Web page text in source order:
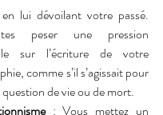
lui dévoilant votre passé.
peser une pression
sur l’écriture de votre
comme s’il s’agissait pour
question de vie ou de mort.
: Vous mettez un